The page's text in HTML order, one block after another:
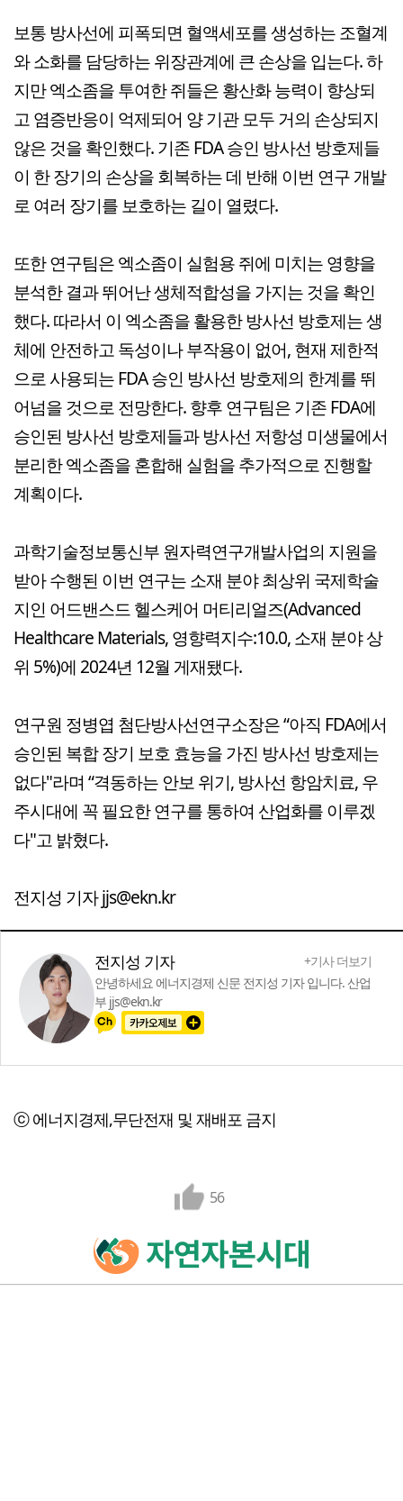
보통 방사선에 피폭되면 혈액세포를 생성하는 조혈계
와 소화를 담당하는 위장관계에 큰 손상을 입는다. 하
지만 엑소좀을 투여한 쥐들은 황산화 능력이 향상되
고 염증반응이 억제되어 양 기관 모두 거의 손상되지
않은 것을 확인했다. 기존 FDA 승인 방사선 방호제들
이 한 장기의 손상을 회복하는 데 반해 이번 연구 개발
로 여러 장기를 보호하는 길이 열렸다.
또한 연구팀은 엑소좀이 실험용 쥐에 미치는 영향을
분석한 결과 뛰어난 생체적합성을 가지는 것을 확인
했다. 따라서 이 엑소좀을 활용한 방사선 방호제는 생
체에 안전하고 독성이나 부작용이 없어, 현재 제한적
으로 사용되는 FDA 승인 방사선 방호제의 한계를 뛰
어넘을 것으로 전망한다. 향후 연구팀은 기존 FDA에
승인된 방사선 방호제들과 방사선 저항성 미생물에서
분리한 엑소좀을 혼합해 실험을 추가적으로 진행할
계획이다.
과학기술정보통신부 원자력연구개발사업의 지원을
받아 수행된 이번 연구는 소재 분야 최상위 국제학술
지인 어드밴스드 헬스케어 머티리얼즈(Advanced
Healthcare Materials, 영향력지수:10.0, 소재 분야 상
위 5%)에 2024년 12월 게재됐다.
연구원 정병엽 첨단방사선연구소장은 “아직 FDA에서
승인된 복합 장기 보호 효능을 가진 방사선 방호제는
없다"라며 “격동하는 안보 위기, 방사선 항암치료, 우
주시대에 꼭 필요한 연구를 통하여 산업화를 이루겠
다"고 밝혔다.
전지성 기자 jjs@ekn.kr
전지성 기자
+기사 더보기
안녕하세요 에너지경제 신문 전지성 기자 입니다. 산업
부 jjs@ekn.kr
ⓒ 에너지경제,무단전재 및 재배포 금지
56